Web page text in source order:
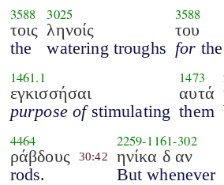
3588
τοις
the
3025
ληνοίς
watering troughs
3588
του
for the
1461.1
εγκισσήσαι
purpose ofstimulating
1473
αυτά
them
4464
ράβδους
rods.
30:42
2259-1161-302
ηνίκα δ αν
But whenever